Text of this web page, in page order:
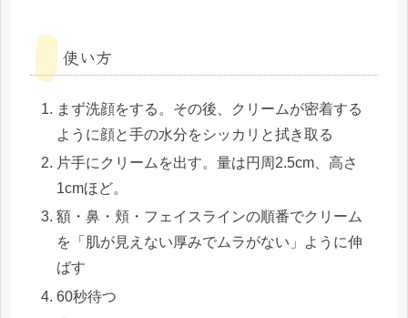
使い方
まず洗顔をする。その後、クリームが密着する
ように顔と手の水分をシッカリと拭き取る
片手にクリームを出す。量は円周2.5cm、高さ
1cmほど。
額・鼻・頬・フェイスラインの順番でクリーム
を「肌が見えない厚みでムラがない」ように伸
ばす
60秒待つ